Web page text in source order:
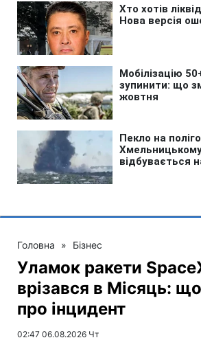
Головна » Бізнес
Уламок ракети
врізався в Місяць:
про інцидент
02:47 06.08.2026 Чт